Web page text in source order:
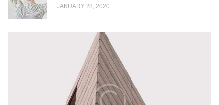
JANUARY 28, 2020